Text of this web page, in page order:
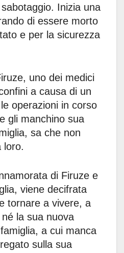
Inizia una
di essere morto
e per la sicurezza
uno dei medici
a causa di un
operazioni in corso
gli manchino sua
sa che non
loro.
di Firuze e
viene decifrata
tornare a vivere, a
la sua nuova
a cui manca
sulla sua